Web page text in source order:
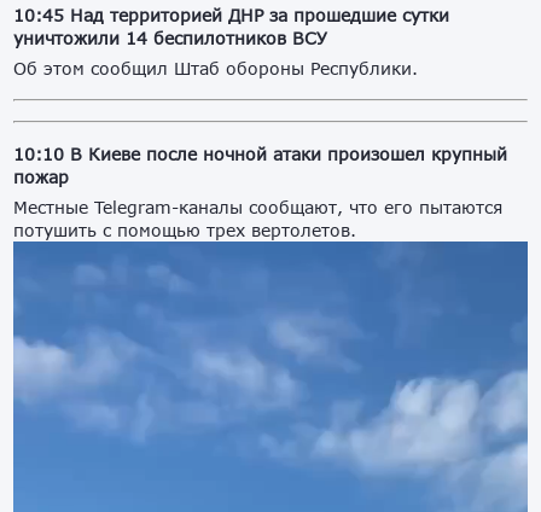
10:45 Над территорией ДНР за прошедшие сутки
уничтожили 14 беспилотников ВСУ
Об этом сообщил Штаб обороны Республики.
10:10 В Киеве после ночной атаки произошел крупный
пожар
Местные Telegram-каналы сообщают, что его пытаются
потушить с помощью трех вертолетов.